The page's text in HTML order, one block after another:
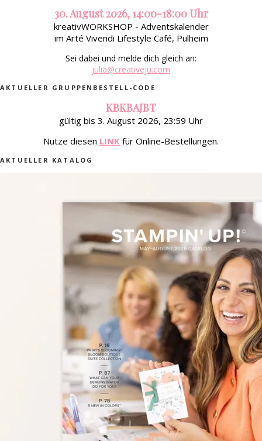
30. August 2026, 14:00-18:00 Uhr
kreativWORKSHOP - Adventskalender
im Arté Vivendi Lifestyle Café, Pulheim
Sei dabei und melde dich gleich an:
julia@creativeju.com
AKTUELLER GRUPPENBESTELL-CODE
KBKBAJBT
gültig bis 3. August 2026, 23:59 Uhr
Nutze diesen LINK für Online-Bestellungen.
AKTUELLER KATALOG